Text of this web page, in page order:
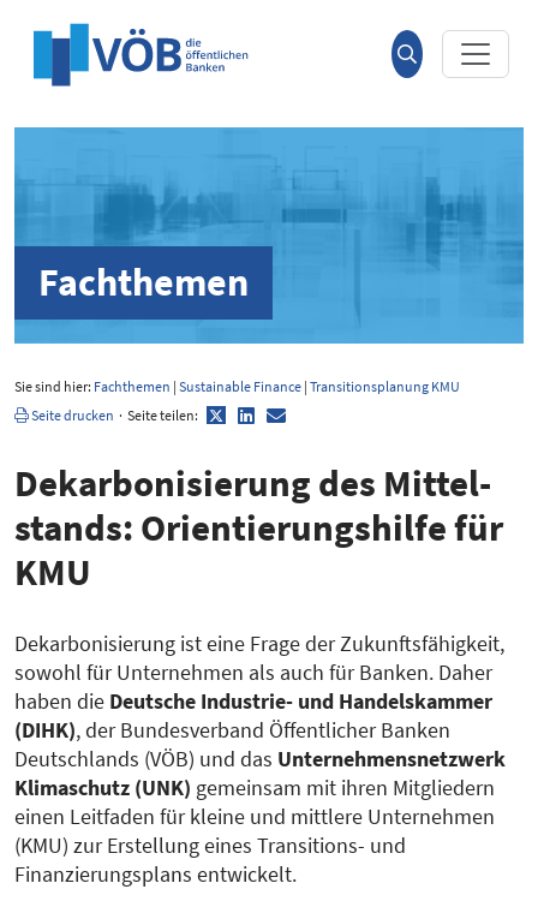
Suche
öffnen
Fachthemen
Sie sind hier: Fachthemen | Sustainable Finance | Transitionsplanung KMU
Seite drucken · Seite teilen: TwitterLinkedIn
E-
Mail
Dekar­bo­ni­sierung des Mittel­
stands: Orien­tie­rungs­hilfe für
KMU
Dekarbonisierung ist eine Frage der Zukunftsfähigkeit,
sowohl für Unternehmen als auch für Banken. Daher
haben die Deutsche Industrie- und Handelskammer
(DIHK), der Bundesverband Öffentlicher Banken
Deutschlands (VÖB) und das Unternehmensnetzwerk
Klimaschutz (UNK) gemeinsam mit ihren Mitgliedern
einen Leitfaden für kleine und mittlere Unternehmen
(KMU) zur Erstellung eines Transitions- und
Finanzierungsplans entwickelt.